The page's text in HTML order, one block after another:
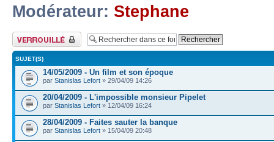
Modérateur: Stephane
Forum verrouillé
SUJET(S)
14/05/2009 - Un film et son époque
par Stanislas Lefort » 29/04/09 14:26
20/04/2009 - L'impossible monsieur Pipelet
par Stanislas Lefort » 12/04/09 16:24
28/04/2009 - Faites sauter la banque
par Stanislas Lefort » 15/04/09 20:48